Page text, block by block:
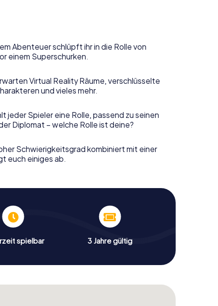
Abenteuer schlüpft ihr in die Rolle von
einem Superschurken.
Virtual Reality Räume, verschlüsselte
und vieles mehr.
jeder Spieler eine Rolle, passend zu seinen
Diplomat – welche Rolle ist deine?
Schwierigkeitsgrad kombiniert mit einer
euch einiges ab.
spielbar 3 Jahre gültig